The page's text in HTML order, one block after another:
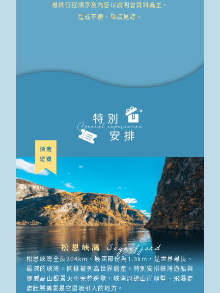
最終行程順序及內容以說明會資料為主，
造成不便，敬請見諒。
深度
遊覽
松恩峽灣Sognefjord
松恩峽灣全長204km、最深部份為1.3km，是世界最長、
最深的峽灣，同樣被列為世界遺產。特別安排峽灣遊船與
挪威高山觀景火車完整遊覽，峽灣周邊山崖峭壁、飛瀑處
處壯麗美景是它最吸引人的地方。